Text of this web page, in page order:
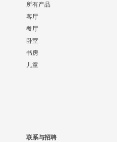
所有产品
客厅
餐厅
卧室
书房
儿童
联系与招聘